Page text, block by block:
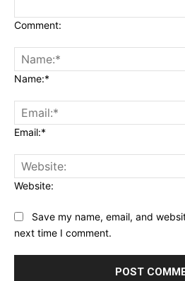
Comment:
Name:*
Email:*
Website:
Save my name, email, and
next time I comment.